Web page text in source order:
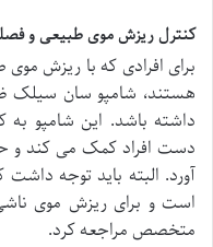
کنترل ریزش موی طبیعی و
برای افرادی که با ریزش
هستند، شامپو سان سیلک
داشته باشد. این شامپو
دست افراد کمک می کند و
آورد. البته باید توجه
است و برای ریزش موی
متخصص مراجعه کرد.